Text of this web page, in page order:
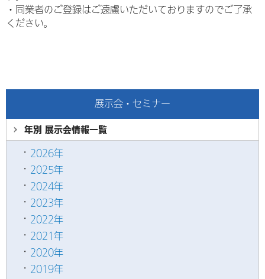
・ 同業者のご登録はご遠慮いただいておりますのでご了承
ください。
展示会・セミナー
年別 展示会情報一覧
2026年
2025年
2024年
2023年
2022年
2021年
2020年
2019年